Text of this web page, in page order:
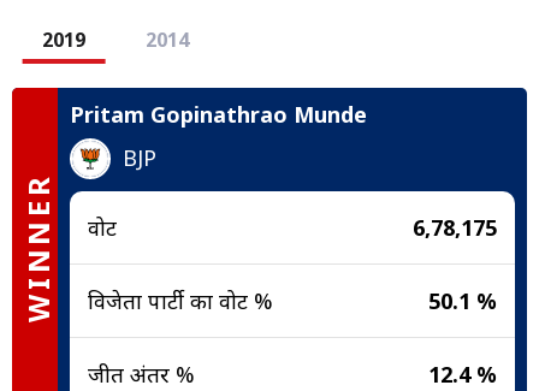
2019 2014
WINNER
Pritam Gopinathrao Munde
BJP
वोट 6,78,175
विजेता पार्टी का वोट % 50.1 %
जीत अंतर % 12.4 %